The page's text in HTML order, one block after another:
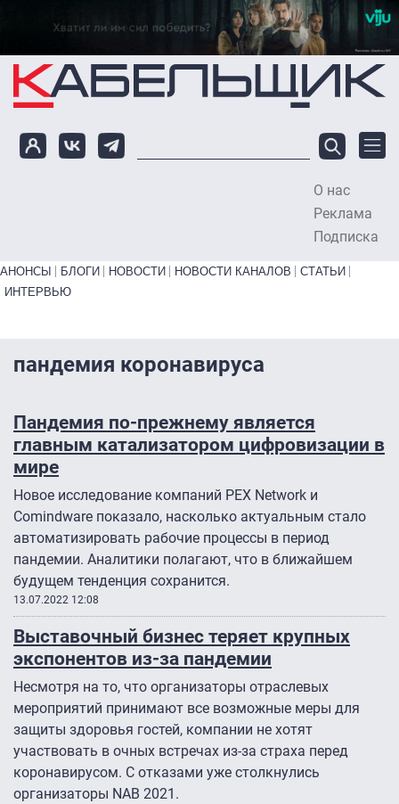
Перейти к основному содержанию
О нас
Реклама
Подписка
Primary links bottom
АНОНСЫ БЛОГИ НОВОСТИ НОВОСТИ КАНАЛОВ
СТАТЬИ
ИНТЕРВЬЮ
пандемия коронавируса
Пандемия по-прежнему является
главным катализатором цифровизации в
мире
Новое исследование компаний PEX Network и
Comindware показало, насколько актуальным стало
автоматизировать рабочие процессы в период
пандемии. Аналитики полагают, что в ближайшем
будущем тенденция сохранится.
13.07.2022 12:08
Выставочный бизнес теряет крупных
экспонентов из-за пандемии
Несмотря на то, что организаторы отраслевых
мероприятий принимают все возможные меры для
защиты здоровья гостей, компании не хотят
участвовать в очных встречах из-за страха перед
коронавирусом. С отказами уже столкнулись
организаторы NAB 2021.